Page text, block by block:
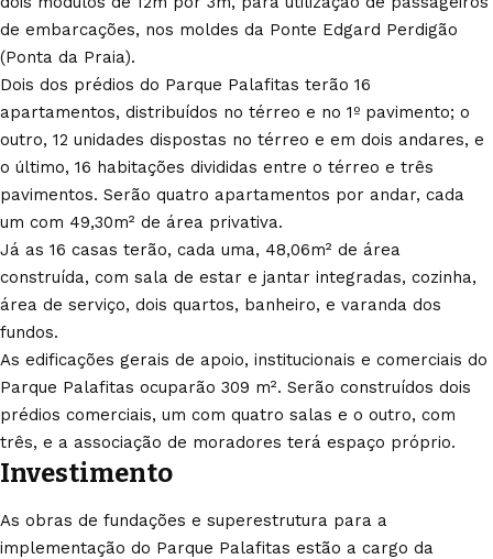
de embarcações, nos moldes da Ponte Edgard Perdigão
(Ponta da Praia).
Dois dos prédios do Parque Palafitas terão 16
apartamentos, distribuídos no térreo e no 1º pavimento; o
outro, 12 unidades dispostas no térreo e em dois andares, e
o último, 16 habitações divididas entre o térreo e três
pavimentos. Serão quatro apartamentos por andar, cada
um com 49,30m² de área privativa.
Já as 16 casas terão, cada uma, 48,06m² de área
construída, com sala de estar e jantar integradas, cozinha,
área de serviço, dois quartos, banheiro, e varanda dos
fundos.
As edificações gerais de apoio, institucionais e comerciais do
Parque Palafitas ocuparão 309 m². Serão construídos dois
prédios comerciais, um com quatro salas e o outro, com
três, e a associação de moradores terá espaço próprio.
Investimento
As obras de fundações e superestrutura para a
implementação do Parque Palafitas estão a cargo da